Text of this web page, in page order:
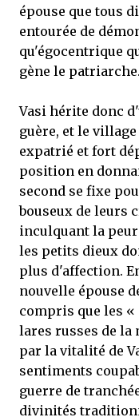
épouse que tous
entourée de
qu'égocentrique
gène le patriarche.
Vasi hérite donc
guère, et le
expatrié et fort
position en
second se fixe
bouseux de leurs
inculquant la peur
les petits dieux
plus d'affection.
nouvelle épouse
compris que les
lares russes de la
par la vitalité de
sentiments
guerre de
divinités